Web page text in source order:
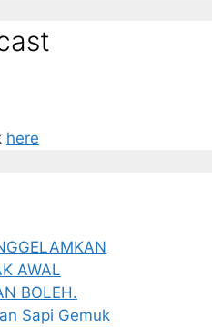
here
AWAL
BOLEH.
Sapi Gemuk